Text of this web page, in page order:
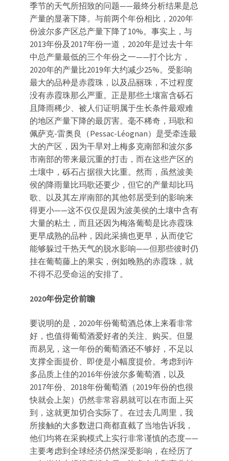
季节的天气所招致的问题——最终分析结果是总
产量的显著下降。与前两个年份相比，2020年
份波尔多产区总产量下降了10%。事实上，与
2013年份及2017年份一道，2020年是过去十年
中总产量最低的三个年份之一——打个比方，
2020年的产量比2019年大约减少25%。受影响
最大的品种是赤霞珠，以及品丽珠，不过程度
没有赤霞珠那么严重。正是那些土壤富含砾石
且降雨稀少、被人们证明属于生长条件最艰难
的地区产量下降的最厉害。毫不稀奇，玛歌和
佩萨克-雷奥良（Pessac-Léognan）是受牵连最
大的产区，因为干旱对上梅多克南部和波尔多
市南部的带来最沉重的打击，而在这些产区的
土壤中，砾石占据很大比重。然而，虽然波美
侯的降雨量比玛歌还要少，但它的产量却比玛
歌、以及其左岸南部的其他邻居受到的影响来
得更小——这不仅仅是因为波美侯的土壤中含有
大量的粘土，而且还因为梅洛葡萄是比赤霞珠
更早成熟的品种，因此采摘也更早，从而使它
能够躲过干热天气的脱水影响——但那些彼时仍
挂在葡萄藤上的果实，例如晚熟的赤霞珠，就
不得不忍受命运的安排了。
2020年份定价前瞻
要说明的是，2020年份葡萄酒总体上来看非常
好，也值得葡萄酒爱好者的关注、购买。但显
而易见，这一年份的葡萄酒还不够好，不足以
支撑全面提价、即使是小幅度提价。考虑到许
多品质上佳的2016年份波尔多葡萄酒，以及
2017年份、2018年份葡萄酒（2019年份的也很
快就会上架）仍然非常容易就可以在市面上买
到，这就更加切合实际了。在过去几周里，我
所接触的大多数进口商都直截了当地告诉我，
他们均将在采购模式上实行非常谨慎的态度——
主要考虑到全球经济仍然深受影响，在经历了